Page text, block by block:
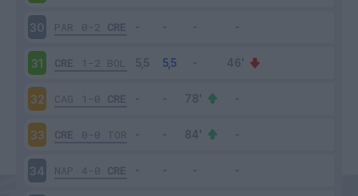
30 PAR 0-2 CRE
31 CRE 1-2 BOL
32 CAG 1-0 CRE
33 CRE 0-0 TOR
34 NAP 4-0 CRE